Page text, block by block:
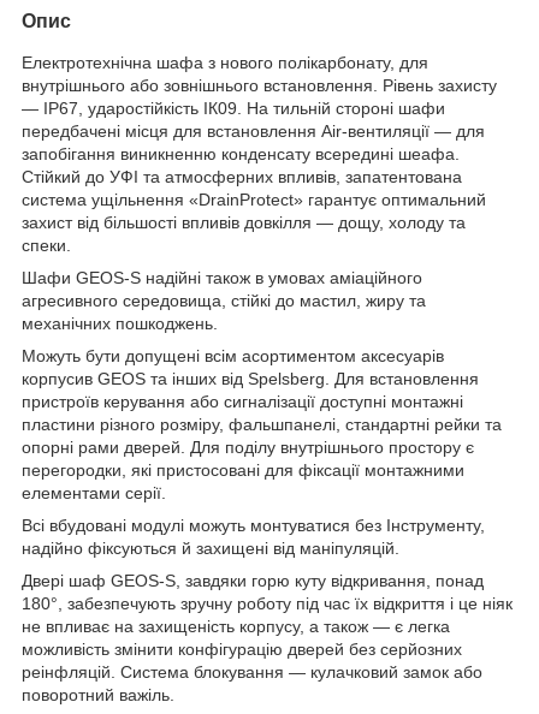
Опис
Електротехнічна шафа з нового полікарбонату, для
внутрішнього або зовнішнього встановлення. Рівень захисту
— ІР67, ударостійкість ІК09. На тильній стороні шафи
передбачені місця для встановлення Air-вентиляції — для
запобігання виникненню конденсату всередині шеафа.
Стійкий до УФІ та атмосферних впливів, запатентована
система ущільнення «DrainProtect» гарантує оптимальний
захист від більшості впливів довкілля — дощу, холоду та
спеки.
Шафи GEOS-S надійні також в умовах аміаційного
агресивного середовища, стійкі до мастил, жиру та
механічних пошкоджень.
Можуть бути допущені всім асортиментом аксесуарів
корпусив GEOS та інших від Spelsberg. Для встановлення
пристроїв керування або сигналізації доступні монтажні
пластини різного розміру, фальшпанелі, стандартні рейки та
опорні рами дверей. Для поділу внутрішнього простору є
перегородки, які пристосовані для фіксації монтажними
елементами серії.
Всі вбудовані модулі можуть монтуватися без Інструменту,
надійно фіксуються й захищені від маніпуляцій.
Двері шаф GEOS-S, завдяки горю куту відкривання, понад
180°, забезпечують зручну роботу під час їх відкриття і це ніяк
не впливає на захищеність корпусу, а також — є легка
можливість змінити конфігурацію дверей без серйозних
реінфляцій. Система блокування — кулачковий замок або
поворотний важіль.